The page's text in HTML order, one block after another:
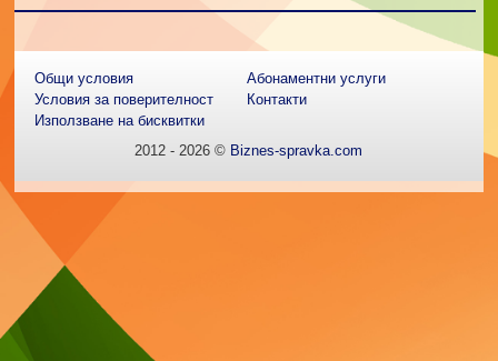
Общи условия
Условия за поверителност
Използване на бисквитки
Абонаментни услуги
Контакти
2012 - 2026 © Biznes-spravka.com